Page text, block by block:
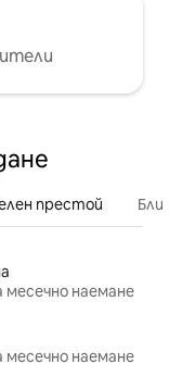
престой
наемане
наемане